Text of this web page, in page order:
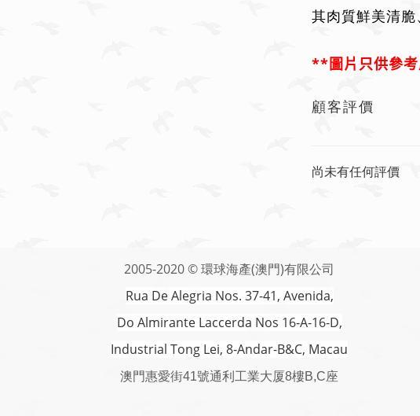
其肉質鮮美清脆
**圖片只供參
顧客評價
尚未有任何評價
2005-2020 © 環球海產(澳門)有限公司
Rua De Alegria Nos. 37-41, Avenida,
Do Almirante Laccerda Nos 16-A-16-D,
Industrial Tong Lei, 8-Andar-B&C, Macau
澳門惠愛街41號通利工業大厦8樓B,C座